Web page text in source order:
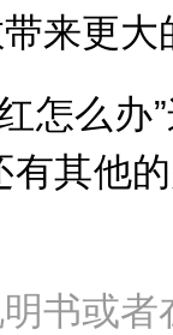
来更大
么办”
其他
书或者